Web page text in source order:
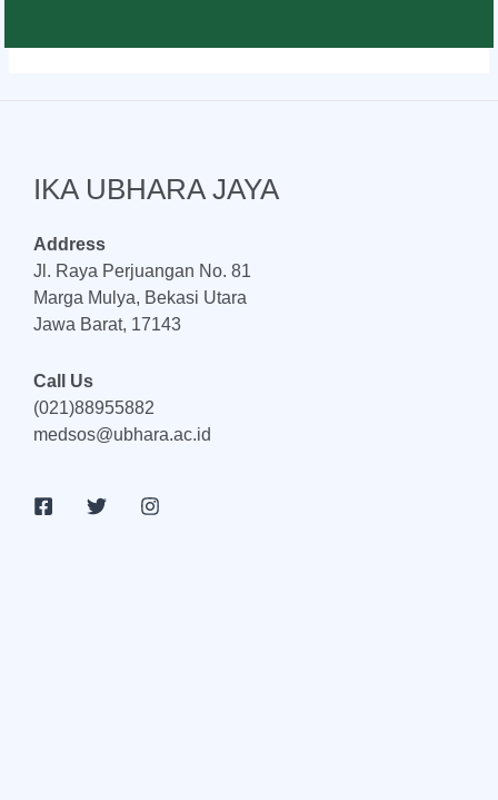
IKA UBHARA JAYA
Address
Jl. Raya Perjuangan No. 81
Marga Mulya, Bekasi Utara
Jawa Barat, 17143
Call Us
(021)88955882
medsos@ubhara.ac.id